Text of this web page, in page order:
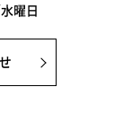
曜日